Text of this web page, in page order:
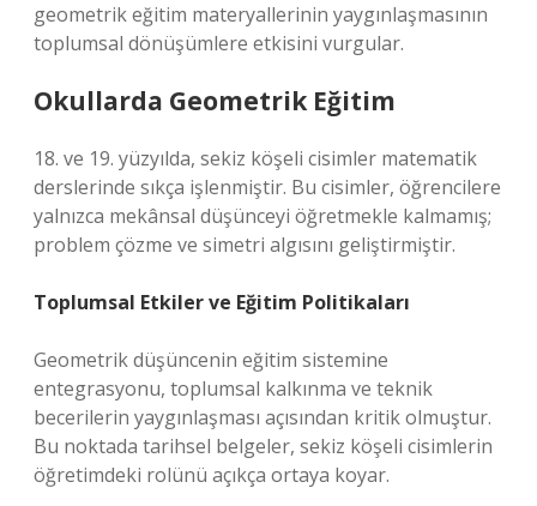
geometrik eğitim materyallerinin yaygınlaşmasının
toplumsal dönüşümlere etkisini vurgular.
Okullarda Geometrik Eğitim
18. ve 19. yüzyılda, sekiz köşeli cisimler matematik
derslerinde sıkça işlenmiştir. Bu cisimler, öğrencilere
yalnızca mekânsal düşünceyi öğretmekle kalmamış;
problem çözme ve simetri algısını geliştirmiştir.
Toplumsal Etkiler ve Eğitim Politikaları
Geometrik düşüncenin eğitim sistemine
entegrasyonu, toplumsal kalkınma ve teknik
becerilerin yaygınlaşması açısından kritik olmuştur.
Bu noktada tarihsel belgeler, sekiz köşeli cisimlerin
öğretimdeki rolünü açıkça ortaya koyar.